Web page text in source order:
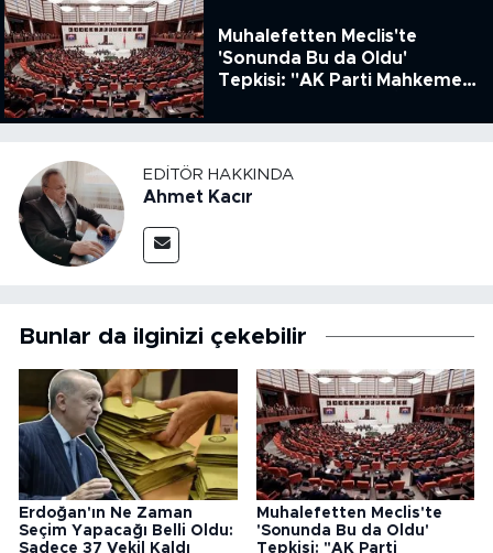
Muhalefetten Meclis'te
'Sonunda Bu da Oldu'
Tepkisi: "AK Parti Mahkeme
Kanun Çıkardı"
EDITÖR HAKKINDA
Ahmet Kacır
Bunlar da ilginizi çekebilir
Erdoğan'ın Ne Zaman
Seçim Yapacağı Belli Oldu:
Sadece 37 Vekil Kaldı
Muhalefetten Meclis'te
'Sonunda Bu da Oldu'
Tepkisi: "AK Parti